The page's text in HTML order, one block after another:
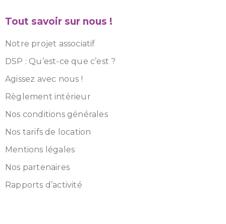
Tout savoir sur nous !
Notre projet associatif
DSP : Qu’est-ce que c’est ?
Agissez avec nous !
Règlement intérieur
Nos conditions générales
Nos tarifs de location
Mentions légales
Nos partenaires
Rapports d’activité